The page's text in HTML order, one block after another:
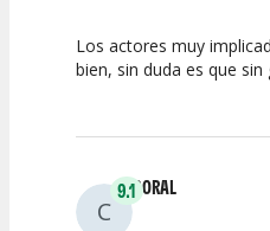
10 10
Los actores muy
bien, sin duda es que
C
9.1CORAL